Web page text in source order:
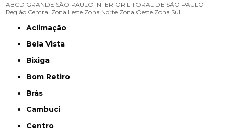
ABCD GRANDE SÃO PAULO INTERIOR LITORAL DE SÃO PAULO
Região Central Zona Leste Zona Norte Zona Oeste Zona Sul
Aclimação
Bela Vista
Bixiga
Bom Retiro
Brás
Cambuci
Centro